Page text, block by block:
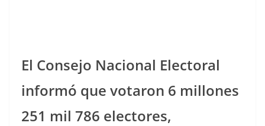
El Consejo Nacional Electoral
informó que votaron 6 millones
251 mil 786 electores,